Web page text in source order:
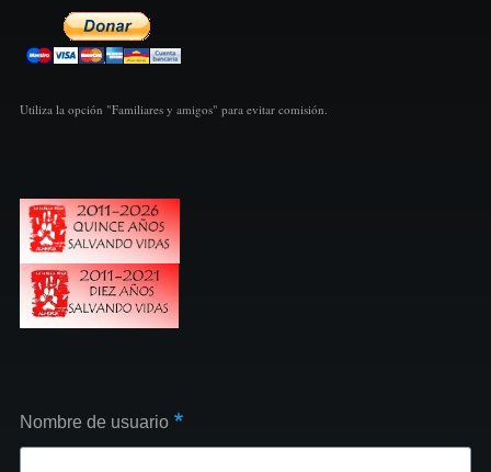
Utiliza la opción "Familiares y amigos" para evitar comisión.
Nombre de usuario